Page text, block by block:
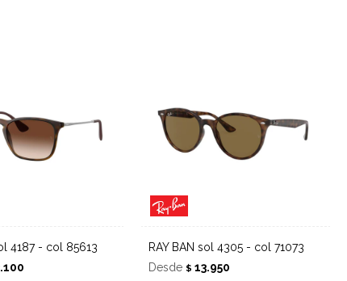
4187 - col 85613
RAY BAN sol 4305 - col 71073
Desde$ 13.950